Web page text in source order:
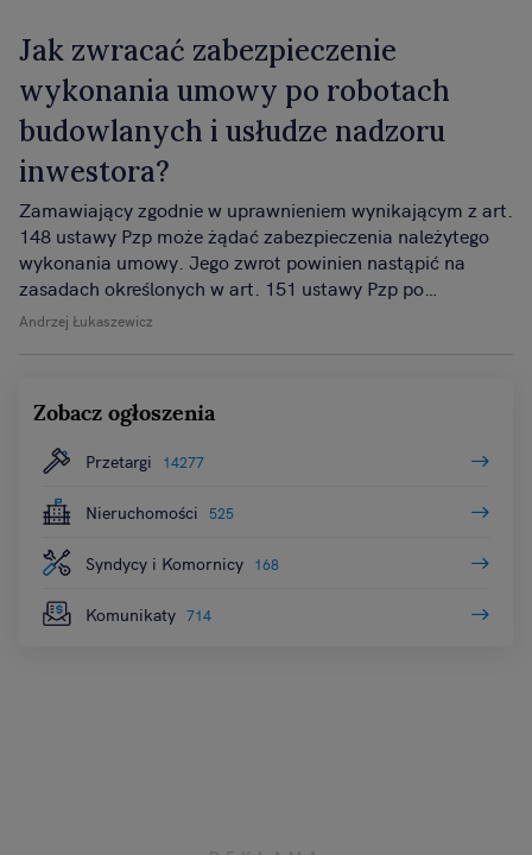
Jak zwracać zabezpieczenie
wykonania umowy po robotach
budowlanych i usłudze nadzoru
inwestora?
Andrzej Łukaszewicz
Zamawiający zgodnie w uprawnieniem wynikającym z art.
148 ustawy Pzp może żądać zabezpieczenia należytego
wykonania umowy. Jego zwrot powinien nastąpić na
zasadach określonych w art. 151 ustawy Pzp po
zakończeniu realizacji umowy oraz w części 30% jego
Zobacz ogłoszenia
Przetargi 14277
Nieruchomości 525
Syndycy i Komornicy 168
Komunikaty 714